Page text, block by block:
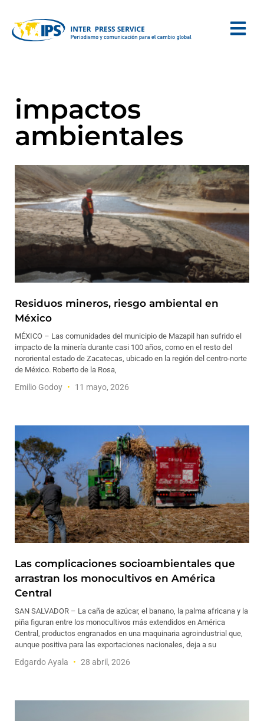
impactos
ambientales
Residuos mineros, riesgo ambiental en
México
MÉXICO – Las comunidades del municipio de Mazapil han sufrido el
impacto de la minería durante casi 100 años, como en el resto del
nororiental estado de Zacatecas, ubicado en la región del centro-norte
de México. Roberto de la Rosa,
Emilio Godoy 11 mayo, 2026
Las complicaciones socioambientales que
arrastran los monocultivos en América
Central
SAN SALVADOR – La caña de azúcar, el banano, la palma africana y la
piña figuran entre los monocultivos más extendidos en América
Central, productos engranados en una maquinaria agroindustrial que,
aunque positiva para las exportaciones nacionales, deja a su
Edgardo Ayala 28 abril, 2026